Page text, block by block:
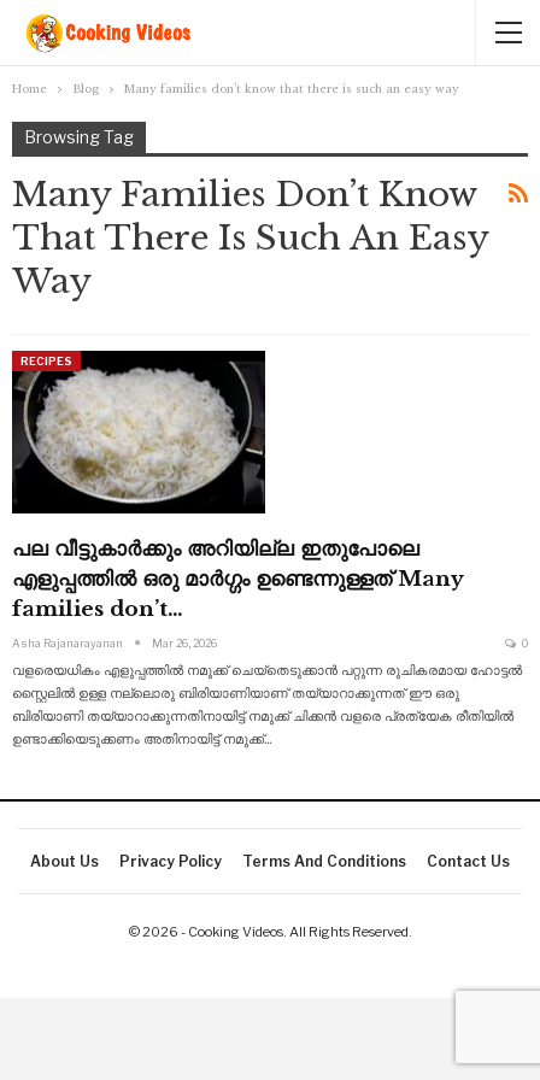
Home Blog Many families don’t know that there is such an easy way
Browsing Tag
Many Families Don’t Know
That There Is Such An Easy
Way
RECIPES
പല വീട്ടുകാർക്കും അറിയില്ല ഇതുപോലെ
എളുപ്പത്തിൽ ഒരു മാർഗ്ഗം ഉണ്ടെന്നുള്ളത് Many
families don’t…
Asha Rajanarayanan Mar 26, 2026 0
വളരെയധികം എളുപ്പത്തിൽ നമുക്ക് ചെയ്തെടുക്കാൻ പറ്റുന്ന രുചികരമായ ഹോട്ടൽ
സ്റ്റൈലിൽ ഉള്ള നല്ലൊരു ബിരിയാണിയാണ് തയ്യാറാക്കുന്നത് ഈ ഒരു
ബിരിയാണി തയ്യാറാക്കുന്നതിനായിട്ട് നമുക്ക് ചിക്കൻ വളരെ പ്രത്യേക രീതിയിൽ
ഉണ്ടാക്കിയെടുക്കണം അതിനായിട്ട് നമുക്ക്…
About Us Privacy Policy Terms And Conditions Contact Us
© 2026 - Cooking Videos. All Rights Reserved.